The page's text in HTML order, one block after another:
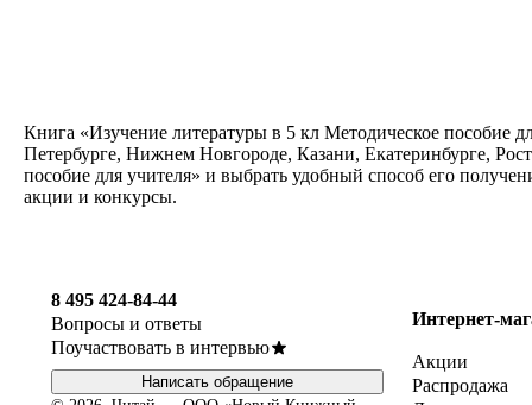
Книга «Изучение литературы в 5 кл Методическое пособие
Петербурге, Нижнем Новгороде, Казани, Екатеринбурге,
пособие для учителя» и выбрать удобный способ его
акции и конкурсы.
8 495 424-84-44
Вопросы и ответы
Поучаствовать в интервью
Написать обращение
Интернет-
Акции
Распродажа